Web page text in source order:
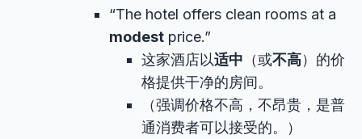
“The hotel offers clean rooms at a
modest price.”
这家酒店以适中 （或不高）的价
格提供干净的房间。
（强调价格不高，不昂贵，是普
通消费者可以接受的。）